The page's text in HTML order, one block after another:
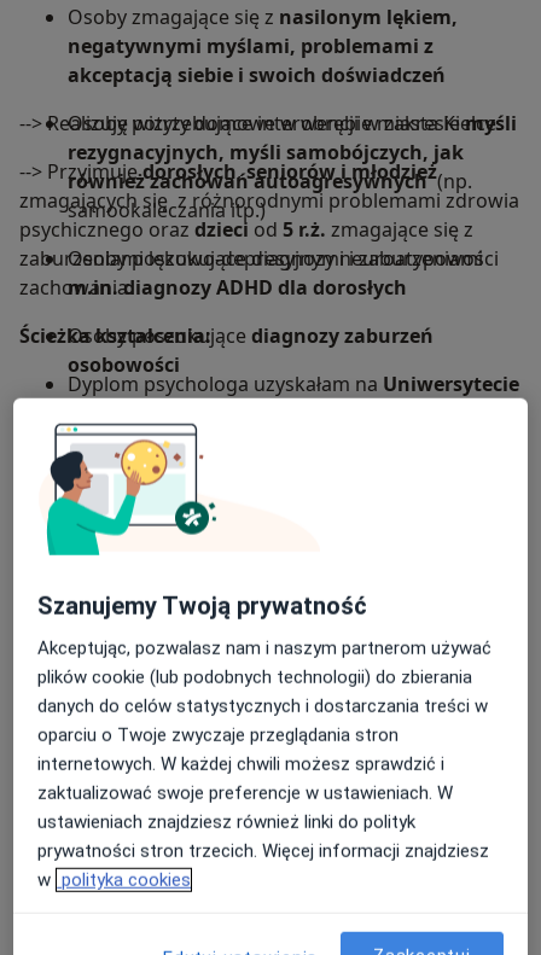
Osoby zmagające się z nasilonym lękiem,
negatywnymi myślami, problemami z
akceptacją siebie i swoich doświadczeń
Osoby potrzebujące interwencji w zakresiemyśli
rezygnacyjnych, myśli samobójczych, jak
również zachowań autoagresywnych(np.
samookaleczania itp.)
Osoby poszukujące diagnozy neuroatypowości
m.in. diagnozy ADHD dla dorosłych
Osoby poszukujące diagnozy zaburzeń
osobowości
innych problemów relacyjnych
Osoby zmagające się z i
zdrowia psychicznego
pomocy, diagnozy
Osoby zmagające się zkonsekwencjami
doświadczenia traumy
--> Realizuję wizyty domowe w obrębie miasta Kielce.
--> Przyjmujędorosłych,seniorów i młodzież
zmagających się z różnorodnymi problemami zdrowia
psychicznego oraz dzieci od 5 r.ż. zmagające się z
zaburzeniami lękowo-depresyjnymi i zaburzeniami
zachowania.
Ścieżka kształcenia:
Dyplom psychologa uzyskałam na Uniwersytecie
moja ścieżka kształcenia obejmowała
specjalność kliniczną.
Ukończyłam także
zakresu
Ukończone certyfikowane kursy i szkolenia
Psychotraumatologia
Psychoonkologia
Terapia ACT
Terapia Schematów
Diagnoza ADHD osób dorosłych
Terapia PTSD i cPTSD w praktyce
Doświadczenie kliniczne zdobywałam w:
Świętokrzyskim Centrum Psychiatrii
Morawicy/Kielcach
Świętokrzyskim Centrum Profilaktyki i
Edukacji w Kielcach
VI L.O. Słowackiego w Kielcach
i ich opiekunów
Szanujemy Twoją prywatność
Akceptując, pozwalasz nam i naszym partnerom używać
plików cookie (lub podobnych technologii) do zbierania
danych do celów statystycznych i dostarczania treści w
oparciu o Twoje zwyczaje przeglądania stron
internetowych. W każdej chwili możesz sprawdzić i
zaktualizować swoje preferencje w ustawieniach. W
ustawieniach znajdziesz również linki do polityk
prywatności stron trzecich. Więcej informacji znajdziesz
w polityka cookies